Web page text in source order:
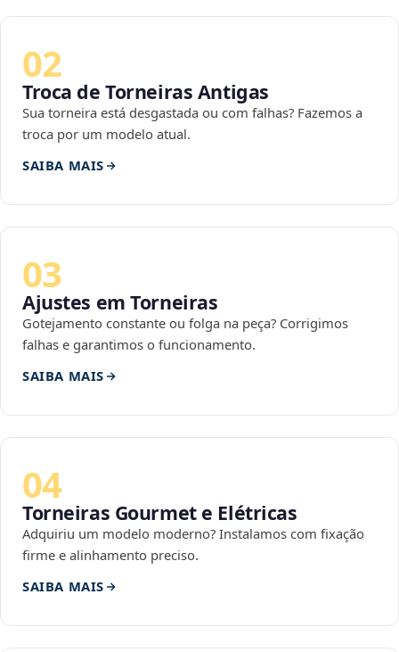
02
Troca de Torneiras Antigas
Sua torneira está desgastada ou com falhas? Fazemos a
troca por um modelo atual.
SAIBA MAIS
03
Ajustes em Torneiras
Gotejamento constante ou folga na peça? Corrigimos
falhas e garantimos o funcionamento.
SAIBA MAIS
04
Torneiras Gourmet e Elétricas
Adquiriu um modelo moderno? Instalamos com fixação
firme e alinhamento preciso.
SAIBA MAIS